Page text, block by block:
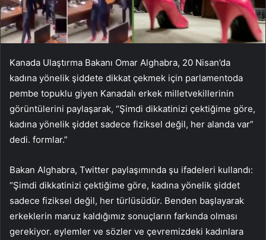
Kanada Ulaştırma Bakanı Omar Alghabra, 20 Nisan’da
kadına yönelik şiddete dikkat çekmek için parlamentoda
pembe topuklu giyen Kanadalı erkek milletvekillerinin
görüntülerini paylaşarak, “Şimdi dikkatinizi çektiğime göre,
kadına yönelik şiddet sadece fiziksel değil, her alanda var”
dedi. formlar.”
Bakan Alghabra, Twitter paylaşımında şu ifadeleri kullandı:
“Şimdi dikkatinizi çektiğime göre, kadına yönelik şiddet
sadece fiziksel değil, her türlüsüdür. Benden başlayarak
erkeklerin maruz kaldığımız sonuçların farkında olması
gerekiyor. eylemler ve sözler ve çevremizdeki kadınlara